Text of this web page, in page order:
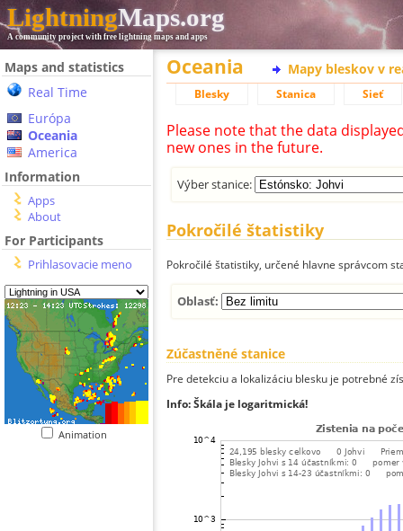
LightningMaps.org
A community project with free lightning maps and apps
Maps and statistics
Real Time
Európa
Oceania
America
Information
Apps
About
For Participants
Prihlasovacie meno
Animation
Oceania Mapy bleskov v
Blesky Stanica Sieť
Please note that the data
new ones in the future.
Výber stanice:
Pokročilé štatistiky
Pokročilé štatistiky, určené hlavne správcom
Oblasť:
Zúčastněné stanice
Pre detekciu a lokalizáciu blesku je potrebné
Info: Škála je logaritmická!